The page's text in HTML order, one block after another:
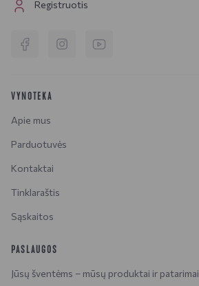
Registruotis
VYNOTEKA
Apie mus
Parduotuvės
Kontaktai
Tinklaraštis
Sąskaitos
PASLAUGOS
Jūsų šventėms – mūsų produktai ir patarimai